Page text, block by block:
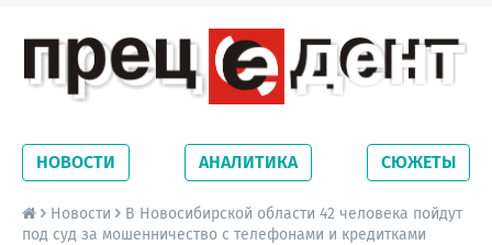
Новосибирской области. Читайте свежие
новости на сайте сетевого издания
Precedent.
НОВОСТИ АНАЛИТИКА СЮЖЕТЫ
Новости
В Новосибирской области 42 человека пойдут
под суд за мошенничество с телефонами и кредитками